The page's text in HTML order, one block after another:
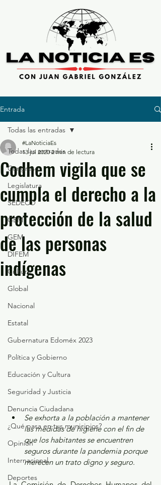
Entrada
Todas las entradas
Congreso
Legislatura
SEDECO
GEM
GEM
DIFEM
Cultura
Global
Nacional
Estatal
Gubernatura Edoméx 2023
Política y Gobierno
Educación y Cultura
Seguridad y Justicia
Denuncia Ciudadana
¿Qué pasa en tus municipios?
Opinión
Internacional
Deportes
Todas las entradas
Codhem vigila que se
cumpla el derecho a la
protección de la salud
de las personas
indígenas
#LaNoticiaEs
13 jul 2020 2 min de lectura
Se exhorta a la población a mantener
las medidas de higiene con el fin de
que los habitantes se encuentren
seguros durante la pandemia porque
merecen un trato digno y seguro.